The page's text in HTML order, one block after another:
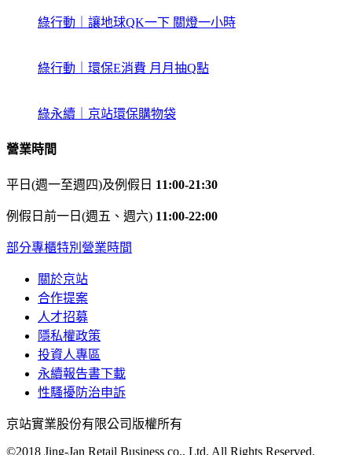
綠行動｜讓地球QK一下 關燈一小時
綠行動｜環保E消費 月月抽Q點
綠永續｜京站環保購物袋
營業時間
平日(週一至週四)及例假日 11:00-21:30
例假日前一日(週五、週六) 11:00-22:00
部分專櫃特別營業時間
關於京站
合作提案
人才招募
隱私權政策
投資人專區
永續報告書下載
性騷擾防治申訴
京站實業股份有限公司版權所有
©2018 Jing-Jan Retail Business co., Ltd. All Rights Reserved.